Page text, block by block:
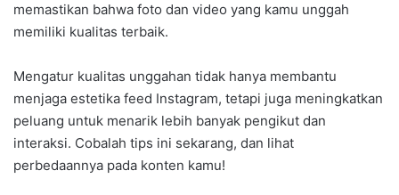
memastikan bahwa foto dan video yang kamu unggah
memiliki kualitas terbaik.
Mengatur kualitas unggahan tidak hanya membantu
menjaga estetika feed Instagram, tetapi juga meningkatkan
peluang untuk menarik lebih banyak pengikut dan
interaksi. Cobalah tips ini sekarang, dan lihat
perbedaannya pada konten kamu!